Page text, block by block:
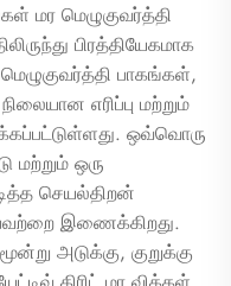
மெழுகுவர்த்தி
பிரத்தியேகமாக
மெழுகுவர்த்தி பாகங்கள்,
எரிப்பு மற்றும்
ஒவ்வொரு
மற்றும் ஒரு
செயல்திறன்
இணைக்கிறது.
அடுக்கு, குறுக்கு